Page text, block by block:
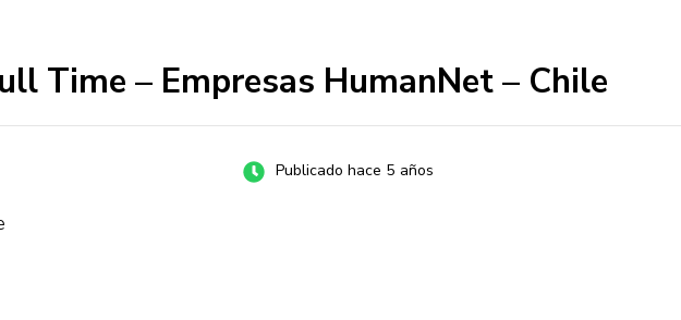
Time – Empresas HumanNet – Chile
Publicado hace 5 años